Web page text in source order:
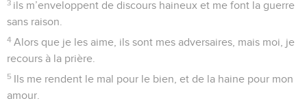
3 ils m’enveloppent de discours haineux et me font la guerre
sans raison.
4 Alors que je les aime, ils sont mes adversaires, mais moi, je
recours à la prière.
5 Ils me rendent le mal pour le bien, et de la haine pour mon
amour.